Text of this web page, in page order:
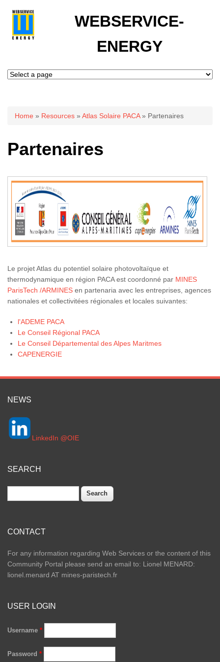
WEBSERVICE-
ENERGY
You are here
Home » Resources » Atlas Solaire PACA» Partenaires
Partenaires
Le projet Atlas du potentiel solaire photovoltaïque et
thermodynamique en région PACA est coordonné par MINES
ParisTech /ARMINES en partenaria avec les entreprises, agences
nationales et collectivitées régionales et locales suivantes:
l'ADEME PACA
Le Conseil Régional PACA
Le Conseil Départemental des Alpes Maritmes
CAPENERGIE
NEWS
LinkedIn @OIE
SEARCH
CONTACT
For any information regarding Web Services or the content of this
Community Portal please send an email to: Lionel MENARD:
lionel.menard AT mines-paristech.fr
USER LOGIN
Username *
Password *